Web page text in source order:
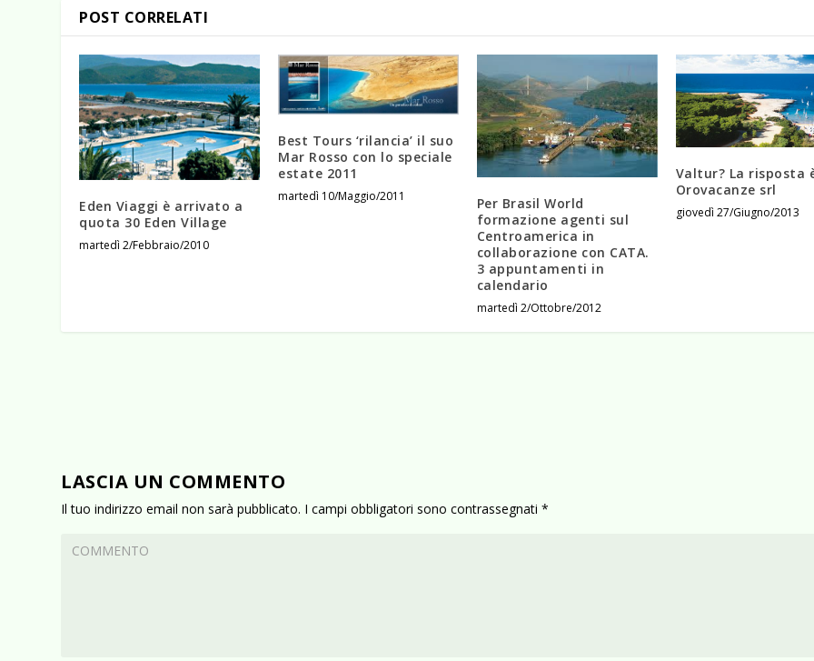
POST CORRELATI
Eden Viaggi è arrivato a
quota 30 Eden Village
martedì 2/Febbraio/2010
Best Tours ‘rilancia’ il suo
Mar Rosso con lo speciale
estate 2011
martedì 10/Maggio/2011
Per Brasil World
formazione agenti sul
Centroamerica in
collaborazione con CATA.
3 appuntamenti in
calendario
martedì 2/Ottobre/2012
Valtur? La risposta
Orovacanze srl
giovedì 27/Giugno/2013
LASCIA UN COMMENTO
Il tuo indirizzo email non sarà pubblicato. I campi obbligatori sono contrassegnati*